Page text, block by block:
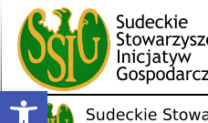
Open toolbar